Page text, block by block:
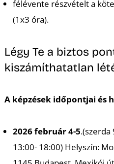
félévente részvételt a
(1x3 óra).
Légy Te a biztos
kiszámíthatatlan
A képzések időpontjai és
2026 február 4-5.(szerda
13:00- 18:00) Helyszín: